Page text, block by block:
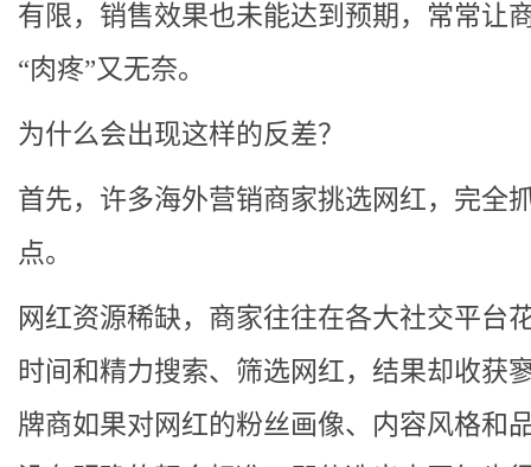
有限，销售效果也未能达到预期，常常让
“肉疼”又无奈。
为什么会出现这样的反差？
首先，许多海外营销商家挑选网红，完全
点。
网红资源稀缺，商家往往在各大社交平台
时间和精力搜索、筛选网红，结果却收获
牌商如果对网红的粉丝画像、内容风格和